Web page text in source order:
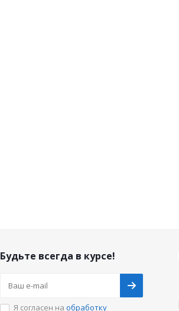
Будьте всегда в курсе!
Я согласен на обработку